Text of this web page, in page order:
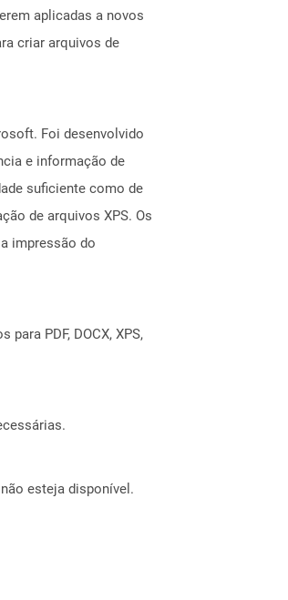
aplicadas a novos
criar arquivos de
Foi desenvolvido
e informação de
suficiente como de
de arquivos XPS. Os
impressão do
PDF, DOCX, XPS,
esteja disponível.